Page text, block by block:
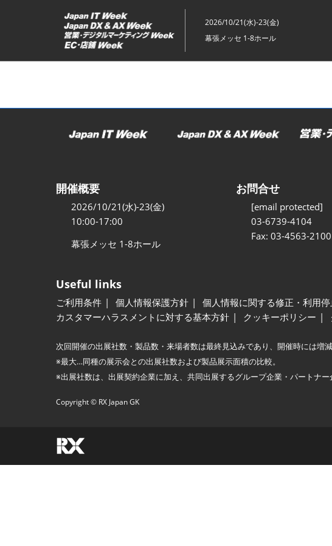
ッ
2026/10/21(水)-23(金)
幕張メッセ 1-8ホール
開催概要
2026/10/21(水)-23(金)
10:00-17:00
幕張メッセ 1-8ホール
お問合せ
[email protected]
03-6739-4104
Fax: 03-4563-2100
Useful links
ご利用条件 個人情報保護方針 個人情報に関する修正・利用
カスタマーハラスメントに対する基本方針
クッキーポリシー
次回開催の出展社数・製品数・来場者数は最終見込みであり、開催時には増
※最大…同種の展示会との出展社数および製品展示面積の比較。
※出展社数は、出展契約企業に加え、共同出展するグループ企業・パートナー
Copyright © RX Japan GK